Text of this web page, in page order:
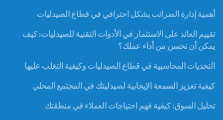
أهمية إدارة الضرائب بشكل احترافي في قطاع الصيدليات
تقييم العائد على الاستثمار في الأدوات التقنية للصيدليات: كيف
يمكن أن تحسن من أداء عملك؟
التحديات المحاسبية في قطاع الصيدليات وكيفية التغلب عليها
كيفية تعزيز السمعة الإيجابية لصيدليتك في المجتمع المحلي
تحليل السوق: كيفية فهم احتياجات العملاء في منطقتك